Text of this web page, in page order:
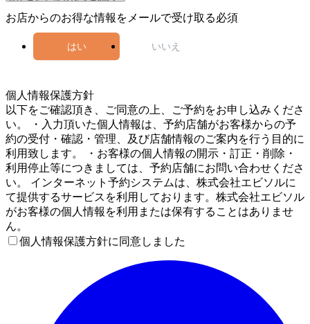
お店からのお得な情報をメールで受け取る必須
はい いいえ
個人情報保護方針
以下をご確認頂き、ご同意の上、ご予約をお申し込みくださ
い。 ・入力頂いた個人情報は、予約店舗がお客様からの予
約の受付・確認・管理、及び店舗情報のご案内を行う目的に
利用致します。 ・お客様の個人情報の開示・訂正・削除・
利用停止等につきましては、予約店舗にお問い合わせくださ
い。 インターネット予約システムは、株式会社エビソルに
て提供するサービスを利用しております。株式会社エビソル
がお客様の個人情報を利用または保有することはありませ
ん。
個人情報保護方針に同意しました